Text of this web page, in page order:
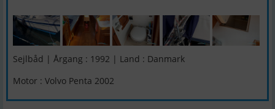
Sejlbåd | Årgang : 1992 | Land : Danmark
Motor : Volvo Penta 2002